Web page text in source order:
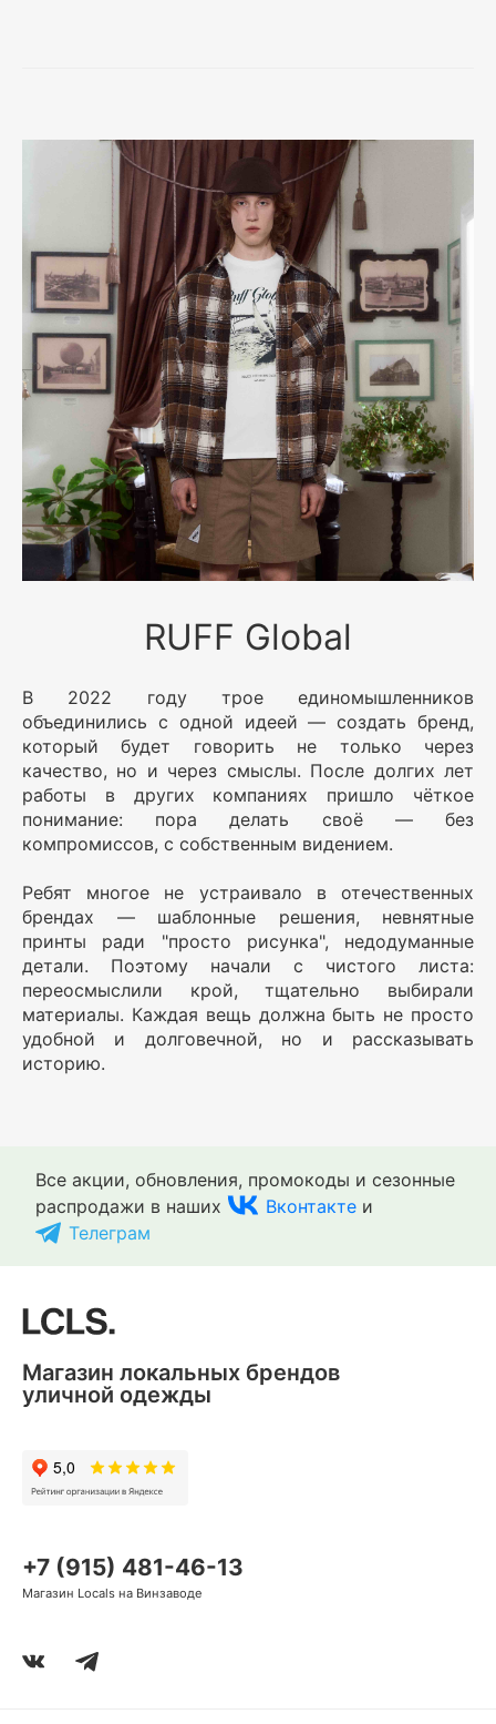
RUFF Global
В 2022 году трое единомышленников
объединились с одной идеей — создать бренд,
который будет говорить не только через
качество, но и через смыслы. После долгих лет
работы в других компаниях пришло чёткое
понимание: пора делать своё — без
компромиссов, с собственным видением.
Ребят многое не устраивало в отечественных
брендах — шаблонные решения, невнятные
принты ради "просто рисунка", недодуманные
детали. Поэтому начали с чистого листа:
переосмыслили крой, тщательно выбирали
материалы. Каждая вещь должна быть не просто
удобной и долговечной, но и рассказывать
историю.
Все акции, обновления, промокоды и сезонные
распродажи в наших
Вконтакте и
Телеграм
+7 (915) 481-46-13
Магазин Locals на Винзаводе
Магазин локальных брендов
уличной одежды